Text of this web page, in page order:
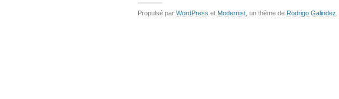
Propulsé par WordPress et Modernist , un thème de Rodrigo Galindez